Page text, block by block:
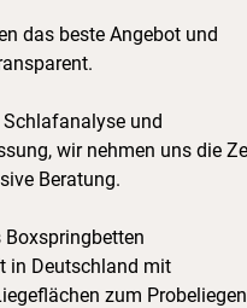
das beste Angebot und
und
wir nehmen uns die
Beratung.
Boxspringbetten
in Deutschland mit
zum